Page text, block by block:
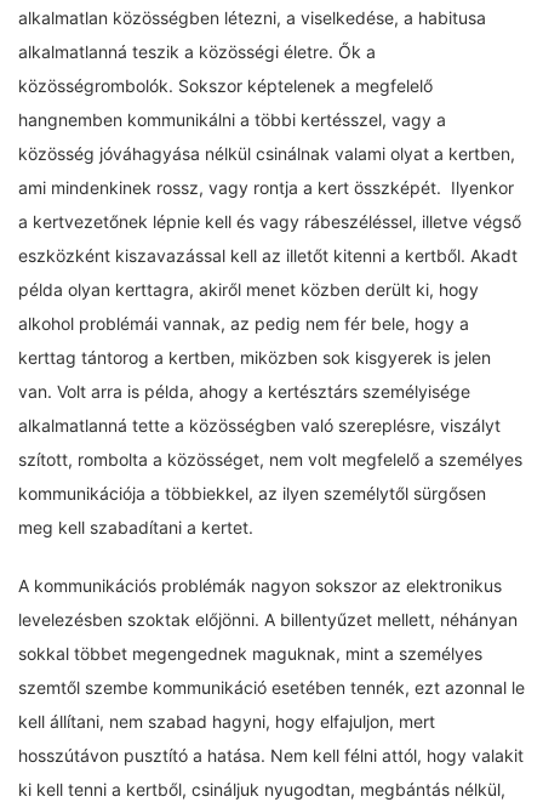
alkalmatlan közösségben létezni, a viselkedése, a habitusa
alkalmatlanná teszik a közösségi életre. Ők a
közösségrombolók. Sokszor képtelenek a megfelelő
hangnemben kommunikálni a többi kertésszel, vagy a
közösség jóváhagyása nélkül csinálnak valami olyat a kertben,
ami mindenkinek rossz, vagy rontja a kert összképét. Ilyenkor
a kertvezetőnek lépnie kell és vagy rábeszéléssel, illetve végső
eszközként kiszavazással kell az illetőt kitenni a kertből. Akadt
példa olyan kerttagra, akiről menet közben derült ki, hogy
alkohol problémái vannak, az pedig nem fér bele, hogy a
kerttag tántorog a kertben, miközben sok kisgyerek is jelen
van. Volt arra is példa, ahogy a kertésztárs személyisége
alkalmatlanná tette a közösségben való szereplésre, viszályt
szított, rombolta a közösséget, nem volt megfelelő a személyes
kommunikációja a többiekkel, az ilyen személytől sürgősen
meg kell szabadítani a kertet.
A kommunikációs problémák nagyon sokszor az elektronikus
levelezésben szoktak előjönni. A billentyűzet mellett, néhányan
sokkal többet megengednek maguknak, mint a személyes
szemtől szembe kommunikáció esetében tennék, ezt azonnal le
kell állítani, nem szabad hagyni, hogy elfajuljon, mert
hosszútávon pusztító a hatása. Nem kell félni attól, hogy valakit
ki kell tenni a kertből, csináljuk nyugodtan, megbántás nélkül,